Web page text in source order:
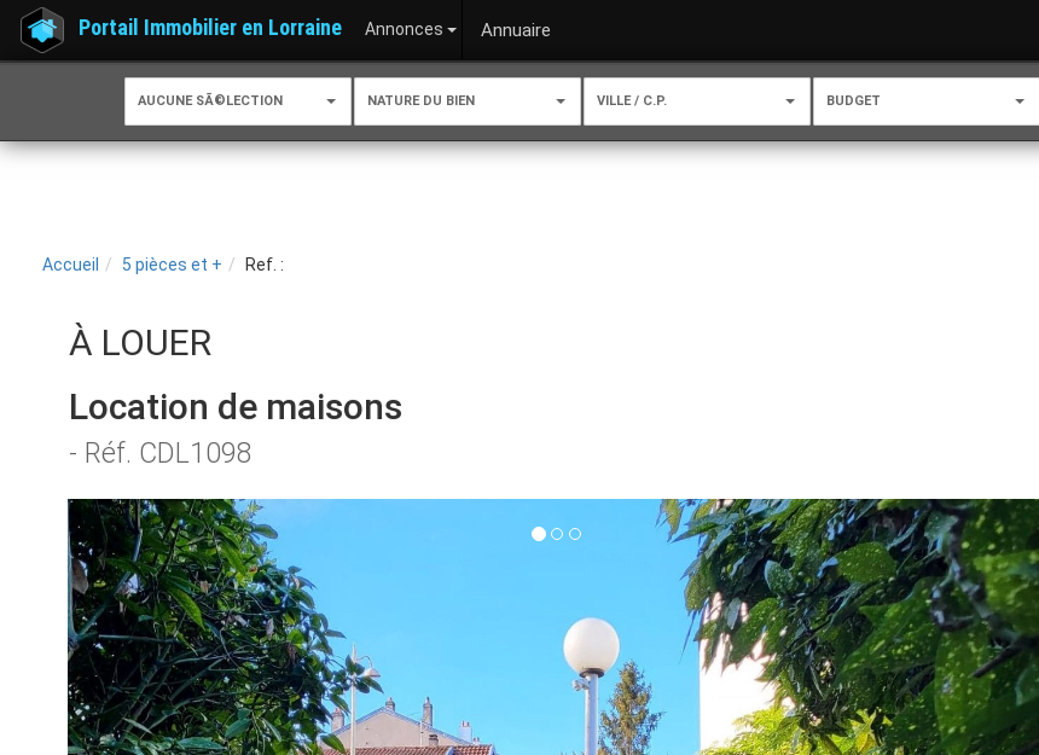
Portail Immobilier en Lorraine Annonces Annuaire
AUCUNE SÃ©LECTION NATURE DU BIEN VILLE / C.P. BUDGET
Accueil 5 pièces et + Ref. :
À LOUER
Location de maisons
- Réf. CDL1098